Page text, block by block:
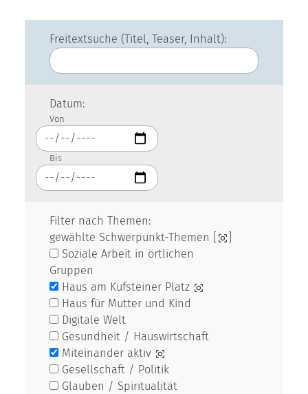
Freitextsuche (Titel, Teaser, Inhalt):
Datum:
Von
Bis
Filter nach Themen:
gewählte Schwerpunkt-Themen [
Soziale Arbeit in örtlichen
Gruppen
Haus am Kufsteiner Platz
Haus für Mutter und Kind
Digitale Welt
Gesundheit / Hauswirtschaft
Miteinander aktiv
Gesellschaft / Politik
Glauben / Spiritualität